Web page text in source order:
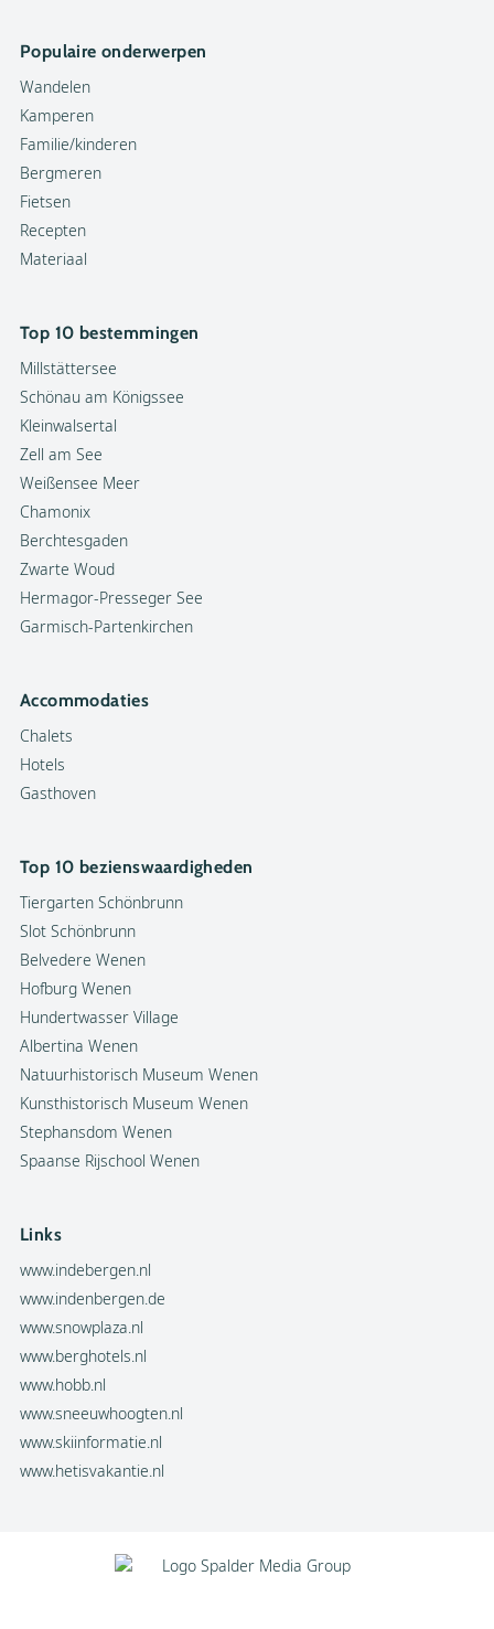
Populaire onderwerpen
Wandelen
Kamperen
Familie/kinderen
Bergmeren
Fietsen
Recepten
Materiaal
Top 10 bestemmingen
Millstättersee
Schönau am Königssee
Kleinwalsertal
Zell am See
Weißensee Meer
Chamonix
Berchtesgaden
Zwarte Woud
Hermagor-Presseger See
Garmisch-Partenkirchen
Accommodaties
Chalets
Hotels
Gasthoven
Top 10 bezienswaardigheden
Tiergarten Schönbrunn
Slot Schönbrunn
Belvedere Wenen
Hofburg Wenen
Hundertwasser Village
Albertina Wenen
Natuurhistorisch Museum Wenen
Kunsthistorisch Museum Wenen
Stephansdom Wenen
Spaanse Rijschool Wenen
Links
www.indebergen.nl
www.indenbergen.de
www.snowplaza.nl
www.berghotels.nl
www.hobb.nl
www.sneeuwhoogten.nl
www.skiinformatie.nl
www.hetisvakantie.nl